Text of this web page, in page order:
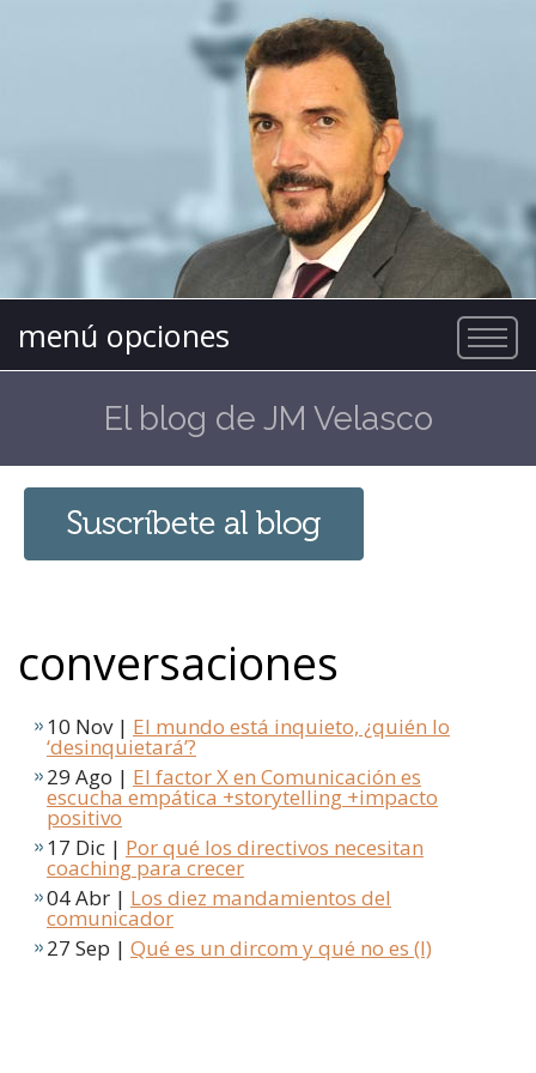
menú opciones
El blog de JM Velasco
conversaciones
10 Nov | El mundo está inquieto, ¿quién lo
‘desinquietará’?
29 Ago | El factor X en Comunicación es
escucha empática +storytelling +impacto
positivo
17 Dic | Por qué los directivos necesitan
coaching para crecer
04 Abr | Los diez mandamientos del
comunicador
27 Sep | Qué es un dircom y qué no es (I)